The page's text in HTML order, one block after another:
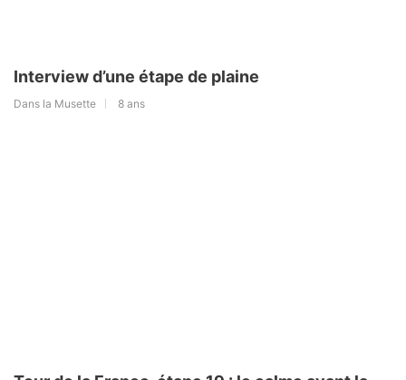
Interview d’une étape de plaine
Dans la Musette 8 ans